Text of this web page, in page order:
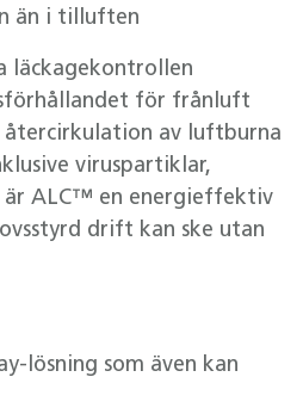
än i tilluften
läckagekontrollen
för frånluft
av luftburna
viruspartiklar,
är ALC™ en energieffektiv
drift kan ske utan
lösning som även kan